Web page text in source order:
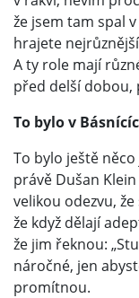
že jsem tam spal
hrajete
A ty role mají
před delší
To bylo v
To bylo ještě
právě Dušan
velikou odezvu,
že když dělají
že jim řeknou:
náročné, jen
promítnou.